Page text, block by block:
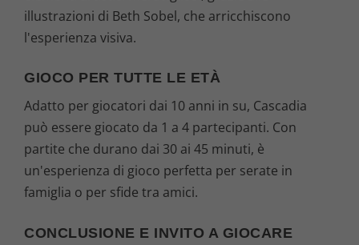
illustrazioni di Beth Sobel, che arricchiscono
l'esperienza visiva.
GIOCO PER TUTTE LE ETÀ
Adatto per giocatori dai 10 anni in su, Cascadia
può essere giocato da 1 a 4 partecipanti. Con
partite che durano dai 30 ai 45 minuti, è
un'esperienza di gioco perfetta per serate in
famiglia o per sfide tra amici.
CONCLUSIONE E INVITO A GIOCARE